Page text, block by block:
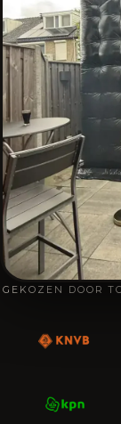
GEKOZEN DOOR